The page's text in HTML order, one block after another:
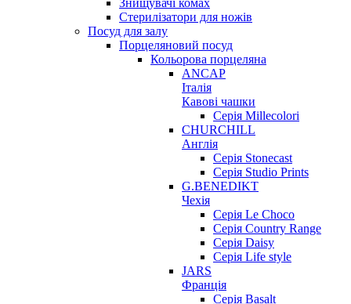
Стерилізатори для ножів
Посуд для залу
Порцеляновий посуд
Кольорова порцеляна
ANCAP
Італія
Кавові чашки
Серія Millecolori
CHURCHILL
Англія
Серія Stonecast
Серія Studio Prints
G.BENEDIKT
Чехія
Cерія Le Choco
Серія Country Range
Серія Daisy
Серія Life style
JARS
Франція
Серія Basalt